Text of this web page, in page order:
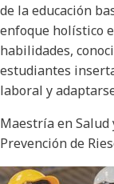
de la educación
enfoque holístico
habilidades,
estudiantes
laboral y
Maestría en Salud
Prevención de